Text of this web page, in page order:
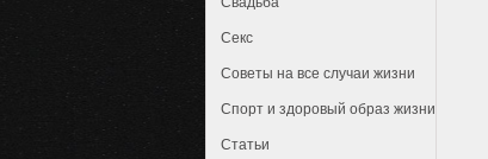
Секс
Советы на все случаи жизни
Спорт и здоровый образ жизни
Статьи